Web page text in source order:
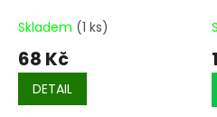
Skladem (1 ks)
68 Kč
DETAIL